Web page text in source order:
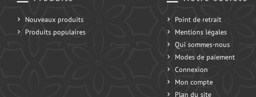
Nouveaux produits
Produits populaires
Point de retrait
Mentions légales
Qui sommes-nous
Modes de paiement
Connexion
Mon compte
Plan du site